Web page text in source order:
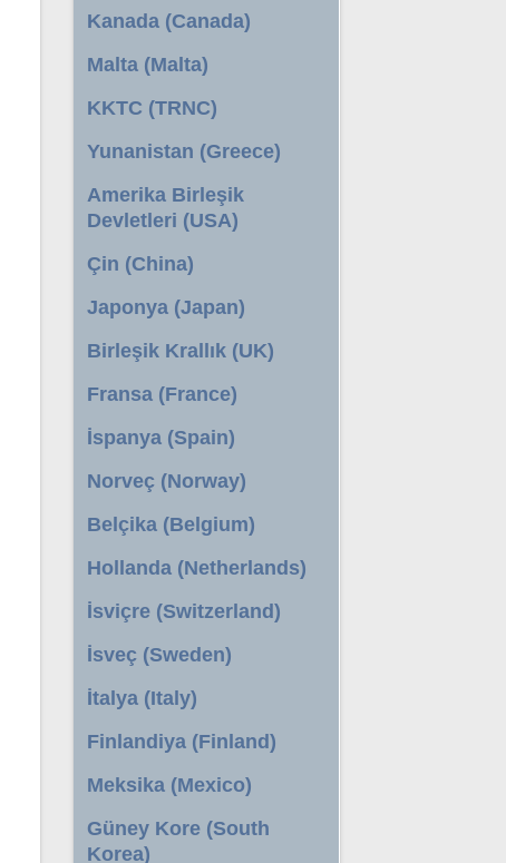
Kanada (Canada)
Malta (Malta)
KKTC (TRNC)
Yunanistan (Greece)
Amerika Birleşik
Devletleri (USA)
Çin (China)
Japonya (Japan)
Birleşik Krallık (UK)
Fransa (France)
İspanya (Spain)
Norveç (Norway)
Belçika (Belgium)
Hollanda (Netherlands)
İsviçre (Switzerland)
İsveç (Sweden)
İtalya (Italy)
Finlandiya (Finland)
Meksika (Mexico)
Güney Kore (South
Korea)